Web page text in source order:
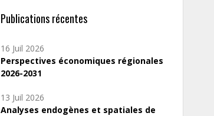
Publications récentes
16 Juil 2026
Perspectives économiques régionales
2026-2031
13 Juil 2026
Analyses endogènes et spatiales de